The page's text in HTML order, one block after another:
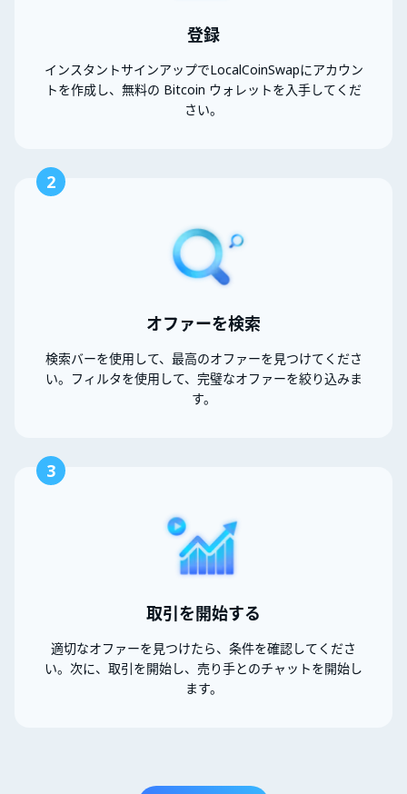
登録
インスタントサインアップでLocalCoinSwapにアカウン
トを作成し、無料の Bitcoin ウォレットを入手してくだ
さい。
2
オファーを検索
検索バーを使用して、最高のオファーを見つけてくださ
い。フィルタを使用して、完璧なオファーを絞り込みま
す。
3
取引を開始する
適切なオファーを見つけたら、条件を確認してくださ
い。次に、取引を開始し、売り手とのチャットを開始し
ます。